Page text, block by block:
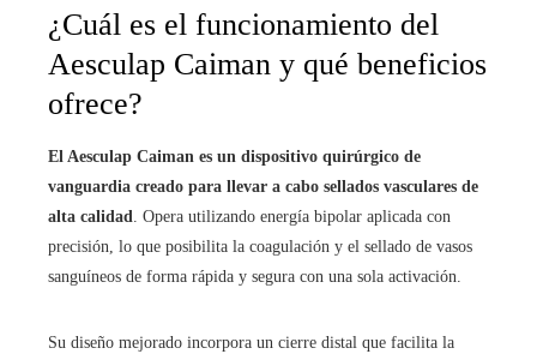
¿Cuál es el funcionamiento del
Aesculap Caiman y qué beneficios
ofrece?
El Aesculap Caiman es un dispositivo quirúrgico de
vanguardia creado para llevar a cabo sellados vasculares de
alta calidad. Opera utilizando energía bipolar aplicada con
precisión, lo que posibilita la coagulación y el sellado de vasos
sanguíneos de forma rápida y segura con una sola activación.
Su diseño mejorado incorpora un cierre distal que facilita la